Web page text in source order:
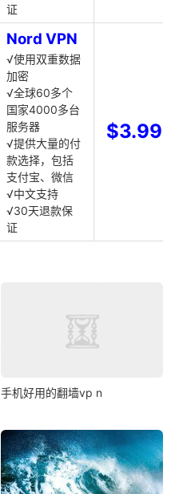
证
Nord VPN
√使用双重数据
加密
√全球60多个
国家4000多台
服务器
√提供大量的付
款选择，包括
支付宝、微信
√中文支持
√30天退款保
证
$3.99
手机好用的翻墙vp n